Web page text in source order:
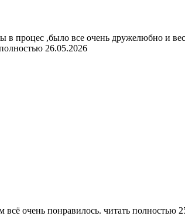
в процес ,было все очень дружелюбно и
26.05.2026
всё очень понравилось. читать полностью